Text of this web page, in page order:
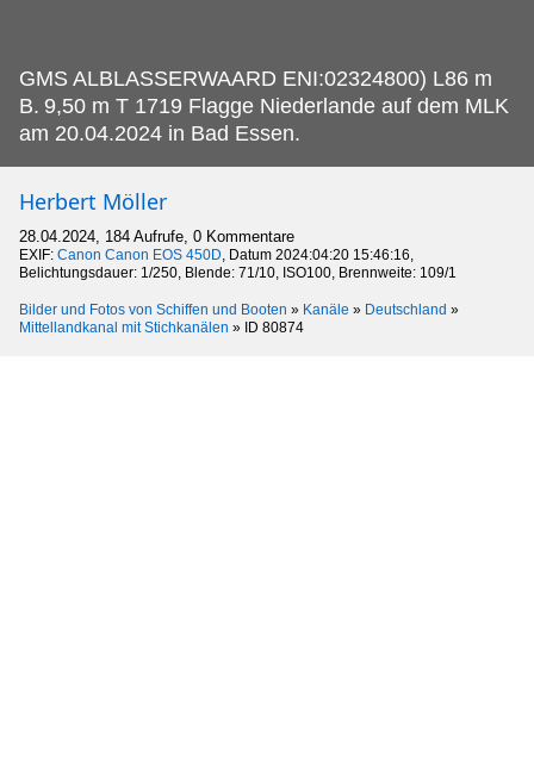
GMS ALBLASSERWAARD ENI:02324800) L86 m
B. 9,50 m T 1719 Flagge Niederlande auf dem MLK
am 20.04.2024 in Bad Essen.
Herbert Möller
28.04.2024, 184 Aufrufe, 0 Kommentare
EXIF: Canon Canon EOS 450D, Datum 2024:04:20 15:46:16,
Belichtungsdauer: 1/250, Blende: 71/10, ISO100, Brennweite: 109/1
Bilder und Fotos von Schiffen und Booten » Kanäle » Deutschland »
Mittellandkanal mit Stichkanälen » ID 80874